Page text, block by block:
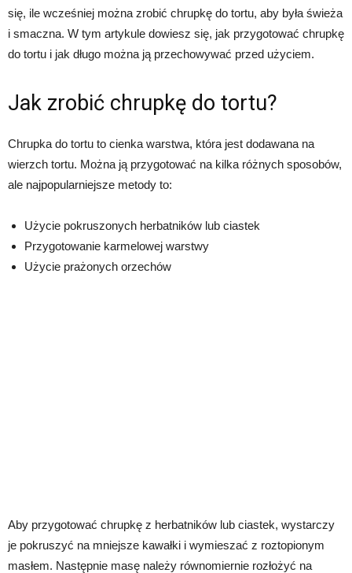
się, ile wcześniej można zrobić chrupkę do tortu, aby była świeża
i smaczna. W tym artykule dowiesz się, jak przygotować chrupkę
do tortu i jak długo można ją przechowywać przed użyciem.
Jak zrobić chrupkę do tortu?
Chrupka do tortu to cienka warstwa, która jest dodawana na
wierzch tortu. Można ją przygotować na kilka różnych sposobów,
ale najpopularniejsze metody to:
Użycie pokruszonych herbatników lub ciastek
Przygotowanie karmelowej warstwy
Użycie prażonych orzechów
Aby przygotować chrupkę z herbatników lub ciastek, wystarczy
je pokruszyć na mniejsze kawałki i wymieszać z roztopionym
masłem. Następnie masę należy równomiernie rozłożyć na